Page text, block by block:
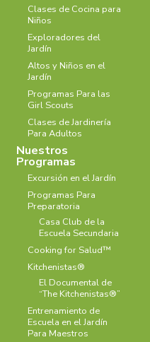
Clases de Cocina para
Niños
Exploradores del
Jardín
Altos y Niños en el
Jardín
Programas Para las
Girl Scouts
Clases de Jardinería
Para Adultos
Nuestros
Programas
Excursión en el Jardín
Programas Para
Preparatoria
Casa Club de la
Escuela Secundaria
Cooking for Salud™
Kitchenistas®
El Documental de
“The Kitchenistas®”
Entrenamiento de
Escuela en el Jardín
Para Maestros